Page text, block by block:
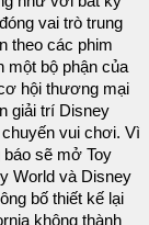
vai trò trung
theo các phim
một bộ phận của
hội thương mại
giải trí Disney
vui chơi. Vì
sẽ mở Toy
World và Disney
bố thiết kế lại
không thành